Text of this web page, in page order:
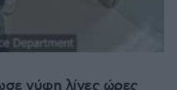
νύφη λίγες ώρες